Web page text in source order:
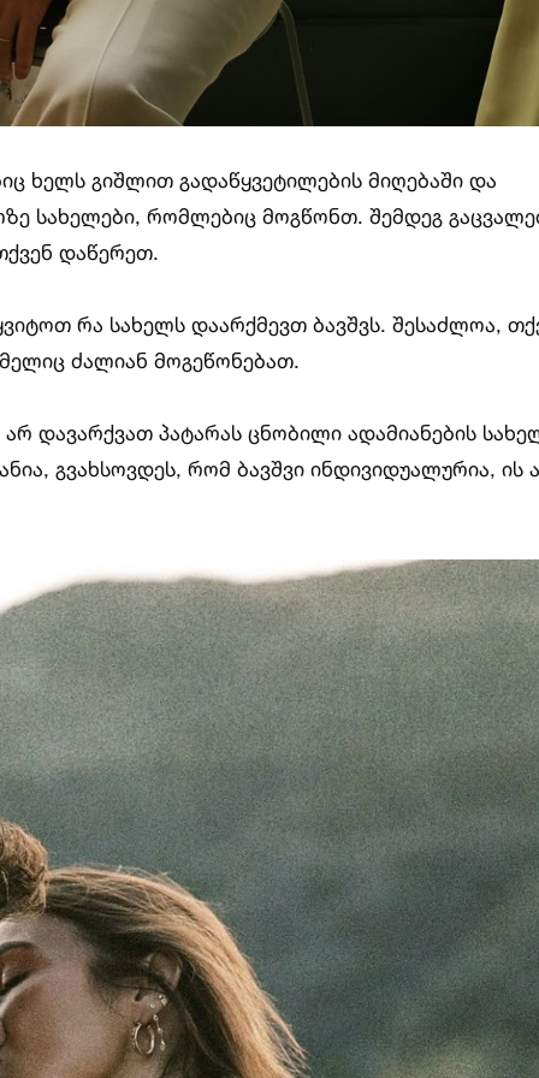
ხელს გიშლით გადაწყვეტილების მიღებაში და
სახელები, რომლებიც მოგწონთ. შემდეგ
დაწერეთ.
რა სახელს დაარქმევთ ბავშვს. შესაძლოა,
ძალიან მოგეწონებათ.
დავარქვათ პატარას ცნობილი ადამიანების
გვახსოვდეს, რომ ბავშვი ინდივიდუალურია, ის